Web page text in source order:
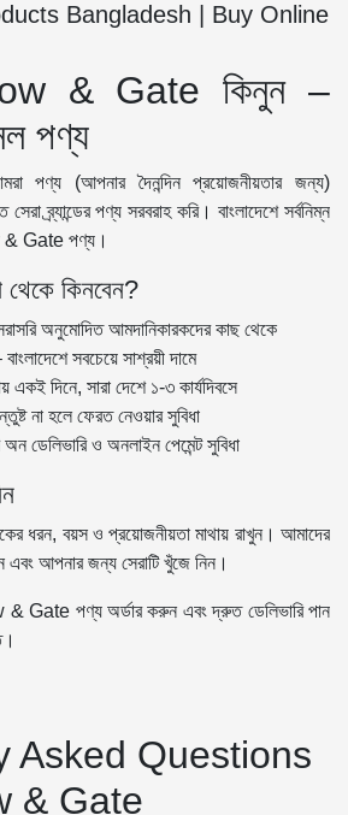
Bangladesh | Buy Online
Cow & Gate কিনুন –
পণ্য
পণ্য (আপনার দৈনন্দিন প্রয়োজনীয়তার জন্য)
ব্র্যান্ডের পণ্য সরবরাহ করি। বাংলাদেশে সর্বনিম্ন
& Gate পণ্য।
কিনবেন?
অনুমোদিত আমদানিকারকদের কাছ থেকে
সবচেয়ে সাশ্রয়ী দামে
একই দিনে, সারা দেশে ১-৩ কার্যদিবসে
না হলে ফেরত নেওয়ার সুবিধা
ডেলিভারি ও অনলাইন পেমেন্ট সুবিধা
ধরন, বয়স ও প্রয়োজনীয়তা মাথায় রাখুন। আমাদের
আপনার জন্য সেরাটি খুঁজে নিন।
Gate পণ্য অর্ডার করুন এবং দ্রুত ডেলিভারি পান
Asked Questions
& Gate